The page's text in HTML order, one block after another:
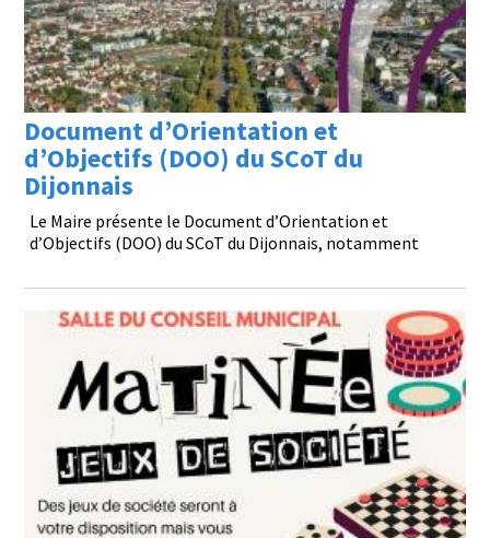
Document d’Orientation et
d’Objectifs (DOO) du SCoT du
Dijonnais
Le Maire présente le Document d’Orientation et
d’Objectifs (DOO) du SCoT du Dijonnais, notamment